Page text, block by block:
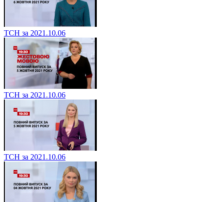
ТСН за 2021.10.06
ТСН за 2021.10.06
ТСН за 2021.10.06